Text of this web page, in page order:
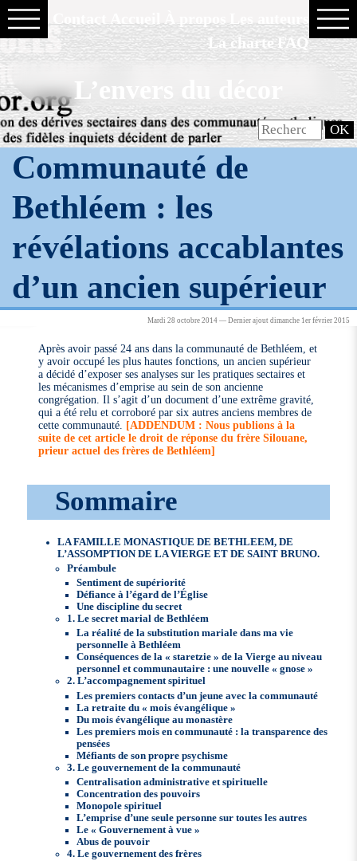
La charte FAQ
L’envers du décor
Communauté de
Bethléem : les
révélations accablantes
d’un ancien supérieur
Mardi 28 octobre 2014 — Dernier ajout dimanche 1er février 2015
Après avoir passé 24 ans dans la communauté de Bethléem, et
y avoir occupé les plus hautes fonctions, un ancien supérieur
a décidé d’exposer ses analyses sur les pratiques sectaires et
les mécanismes d’emprise au sein de son ancienne
congrégation. Il s’agit d’un document d’une extrême gravité,
qui a été relu et corroboré par six autres anciens membres de
cette communauté. [ADDENDUM : Nous publions à la
suite de cet article le droit de réponse du frère Silouane,
prieur actuel des frères de Bethléem]
Sommaire
LA FAMILLE MONASTIQUE DE BETHLEEM, DE
L’ASSOMPTION DE LA VIERGE ET DE SAINT BRUNO.
Préambule
Sentiment de supériorité
Défiance à l’égard de l’Église
Une discipline du secret
1. Le secret marial de Bethléem
La réalité de la substitution mariale dans ma vie
personnelle à Bethléem
Conséquences de la « staretzie » de la Vierge au niveau
personnel et communautaire : une nouvelle « gnose »
2. L’accompagnement spirituel
Les premiers contacts d’un jeune avec la communauté
La retraite du « mois évangélique »
Du mois évangélique au monastère
Les premiers mois en communauté : la transparence des
pensées
Méfiants de son propre psychisme
3. Le gouvernement de la communauté
Centralisation administrative et spirituelle
Concentration des pouvoirs
Monopole spirituel
L’emprise d’une seule personne sur toutes les autres
Le « Gouvernement à vue »
Abus de pouvoir
4. Le gouvernement des frères